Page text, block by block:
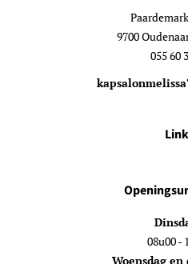
9700
055 60
08u00 -
Woensdag en